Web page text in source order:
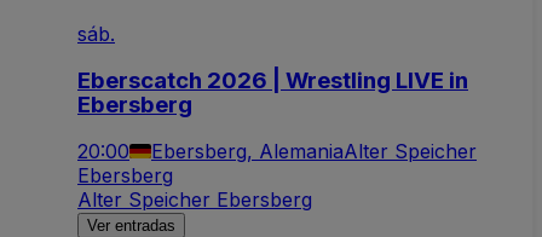
sáb.
Eberscatch 2026 | Wrestling LIVE in
Ebersberg
20:00 Ebersberg, AlemaniaAlter Speicher
Ebersberg
Alter Speicher Ebersberg
Ver entradas